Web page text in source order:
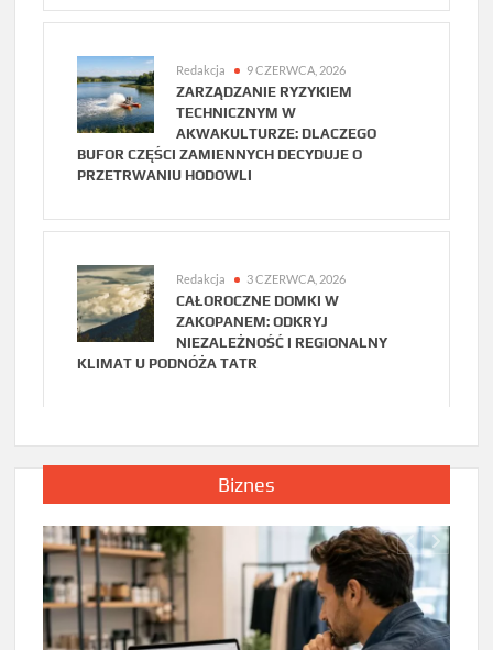
Redakcja 9 CZERWCA, 2026
ZARZĄDZANIE RYZYKIEM
TECHNICZNYM W
AKWAKULTURZE: DLACZEGO
BUFOR CZĘŚCI ZAMIENNYCH DECYDUJE O
PRZETRWANIU HODOWLI
Redakcja 3 CZERWCA, 2026
CAŁOROCZNE DOMKI W
ZAKOPANEM: ODKRYJ
NIEZALEŻNOŚĆ I REGIONALNY
KLIMAT U PODNÓŻA TATR
Biznes